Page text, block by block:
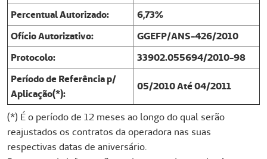
Percentual Autorizado:
6,73%
Ofício Autorizativo:
GGEFP/ANS-426/2010
Protocolo:
33902.055694/2010-98
Período de Referência p/
Aplicação(*):
05/2010 Até 04/2011
(*) É o período de 12 meses ao longo do qual serão
reajustados os contratos da operadora nas suas
respectivas datas de aniversário.